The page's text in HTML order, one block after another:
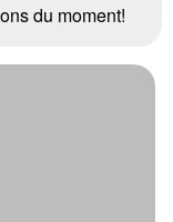
du moment!